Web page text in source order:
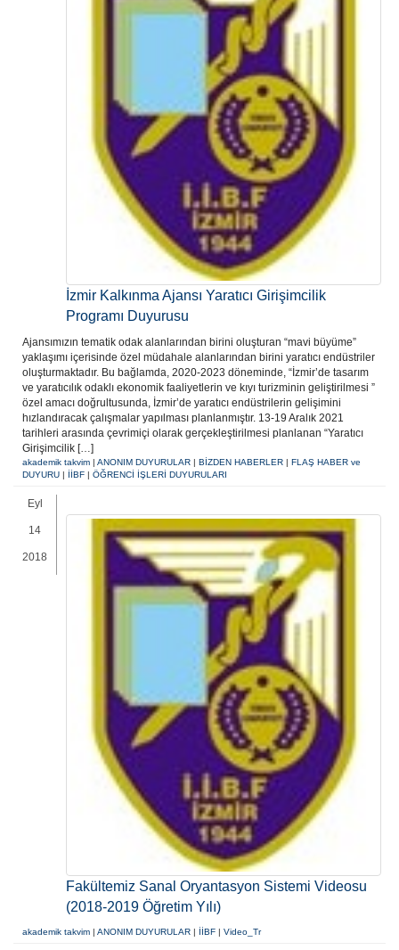
İzmir Kalkınma Ajansı Yaratıcı Girişimcilik
Programı Duyurusu
Ajansımızın tematik odak alanlarından birini oluşturan “mavi büyüme”
yaklaşımı içerisinde özel müdahale alanlarından birini yaratıcı endüstriler
oluşturmaktadır. Bu bağlamda, 2020-2023 döneminde, “İzmir’de tasarım
ve yaratıcılık odaklı ekonomik faaliyetlerin ve kıyı turizminin geliştirilmesi ”
özel amacı doğrultusunda, İzmir’de yaratıcı endüstrilerin gelişimini
hızlandıracak çalışmalar yapılması planlanmıştır. 13-19 Aralık 2021
tarihleri arasında çevrimiçi olarak gerçekleştirilmesi planlanan “Yaratıcı
Girişimcilik […]
akademik takvim ANONIM DUYURULAR BİZDEN HABERLER
FLAŞ HABER ve
DUYURU
İİBF ÖĞRENCİ İŞLERİ DUYURULARI
Eyl
14
2018
Fakültemiz Sanal Oryantasyon Sistemi Videosu
(2018-2019 Öğretim Yılı)
akademik takvim | ANONIM DUYURULAR | İİBF | Video_Tr